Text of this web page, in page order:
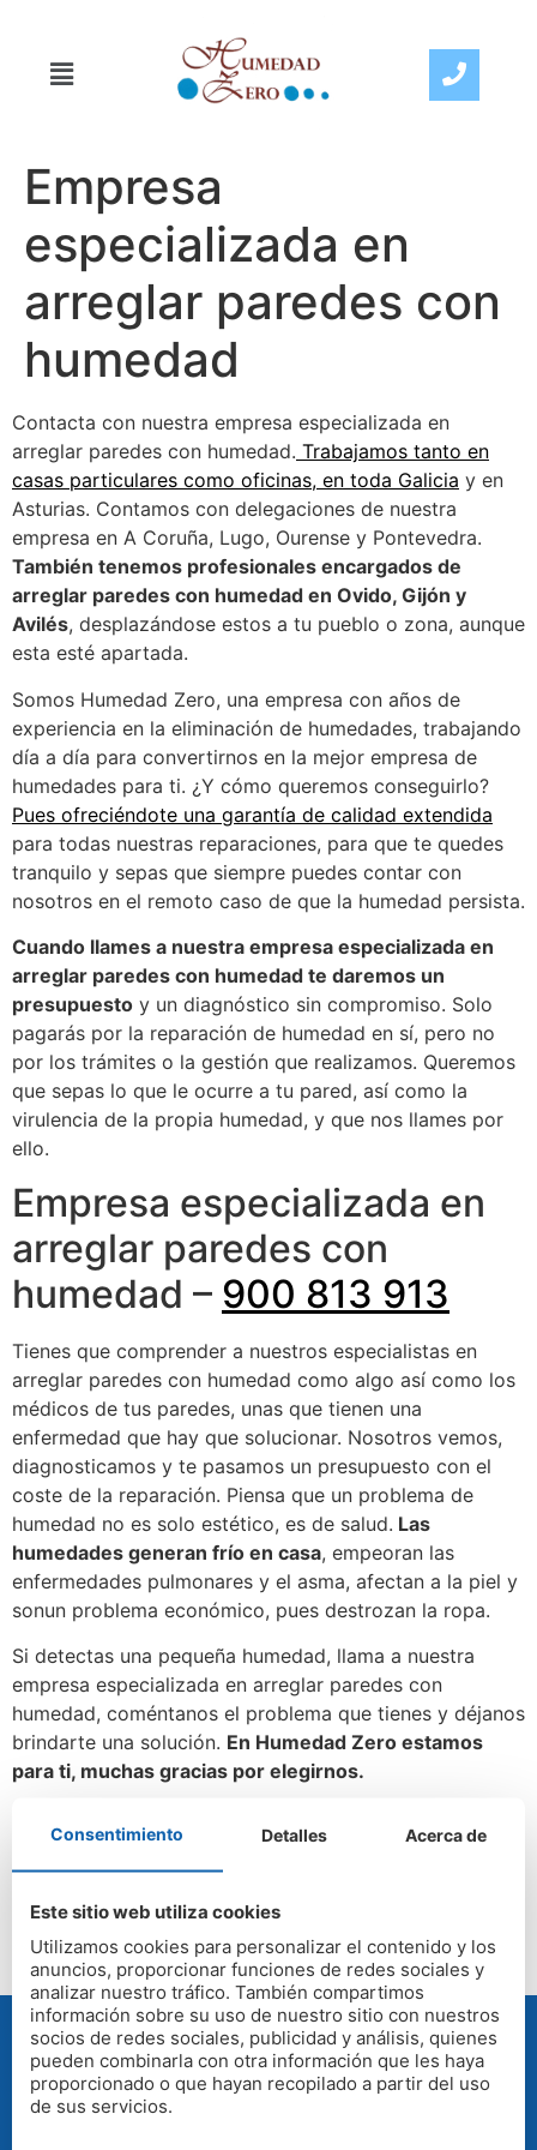
Empresa
especializada en
arreglar paredes con
humedad
Contacta con nuestra empresa especializada en
arreglar paredes con humedad. Trabajamos tanto en
casas particulares como oficinas, en toda Galicia y en
Asturias. Contamos con delegaciones de nuestra
empresa en A Coruña, Lugo, Ourense y Pontevedra.
También tenemos profesionales encargados de
arreglar paredes con humedad en Ovido, Gijón y
Avilés, desplazándose estos a tu pueblo o zona, aunque
esta esté apartada.
Somos Humedad Zero, una empresa con años de
experiencia en la eliminación de humedades, trabajando
día a día para convertirnos en la mejor empresa de
humedades para ti. ¿Y cómo queremos conseguirlo?
Pues ofreciéndote una garantía de calidad extendida
para todas nuestras reparaciones, para que te quedes
tranquilo y sepas que siempre puedes contar con
nosotros en el remoto caso de que la humedad persista.
Cuando llames a nuestra empresa especializada en
arreglar paredes con humedad te daremos un
presupuesto y un diagnóstico sin compromiso. Solo
pagarás por la reparación de humedad en sí, pero no
por los trámites o la gestión que realizamos. Queremos
que sepas lo que le ocurre a tu pared, así como la
virulencia de la propia humedad, y que nos llames por
ello.
Empresa especializada en
arreglar paredes con
humedad – 900 813 913
Tienes que comprender a nuestros especialistas en
arreglar paredes con humedad como algo así como los
médicos de tus paredes, unas que tienen una
enfermedad que hay que solucionar. Nosotros vemos,
diagnosticamos y te pasamos un presupuesto con el
coste de la reparación. Piensa que un problema de
humedad no es solo estético, es de salud. Las
humedades generan frío en casa, empeoran las
enfermedades pulmonares y el asma, afectan a la piel y
sonun problema económico, pues destrozan la ropa.
Si detectas una pequeña humedad, llama a nuestra
empresa especializada en arreglar paredes con
humedad, coméntanos el problema que tienes y déjanos
brindarte una solución. En Humedad Zero estamos
para ti, muchas gracias por elegirnos.
Arreglar paredes con humedad en Galicia
Empresa
especializada en arreglar paredes con humedad
PRESUPUESTO GRATUITO
Consentimiento Detalles Acerca de
Este sitio web utiliza cookies
Utilizamos cookies para personalizar el contenido y los
anuncios, proporcionar funciones de redes sociales y
analizar nuestro tráfico. También compartimos
información sobre su uso de nuestro sitio con nuestros
socios de redes sociales, publicidad y análisis, quienes
pueden combinarla con otra información que les haya
proporcionado o que hayan recopilado a partir del uso
de sus servicios.